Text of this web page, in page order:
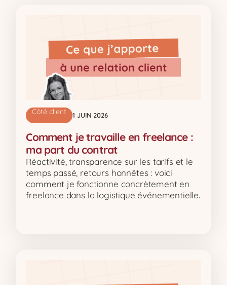
Côté client 1 JUIN 2026
Comment je travaille en freelance :
ma part du contrat
Réactivité, transparence sur les tarifs et le
temps passé, retours honnêtes : voici
comment je fonctionne concrètement en
freelance dans la logistique événementielle.